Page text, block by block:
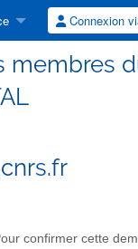
Connexion
confirmer cette